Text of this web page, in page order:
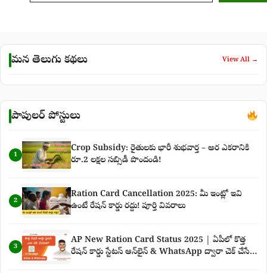
మన తెలుగు కథలు View All →
పాపులర్ పోస్టులు
1
Crop Subsidy: రైతులకు భారీ శుభవార్త – అర ఎకరానికి
రూ.2 లక్షల సబ్సిడీ పొందండి!
2
Ration Card Cancellation 2025: మీ ఇంట్లో ఇవి
ఉంటే రేషన్ కార్డు రద్దు! పూర్తి వివరాలు
3
AP New Ration Card Status 2025 | ఏపీలో కొత్త
రేషన్ కార్డు స్టేటస్ ఆన్‌లైన్ & WhatsApp ద్వారా చెక్ చేసే